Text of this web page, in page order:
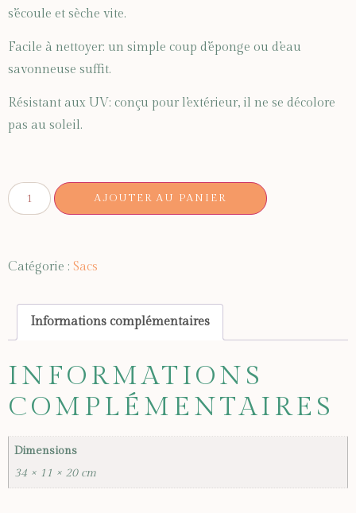
s’écoule et sèche vite.
Facile à nettoyer: un simple coup d’éponge ou d’eau
savonneuse suffit.
Résistant aux UV: conçu pour l’extérieur, il ne se décolore
pas au soleil.
AJOUTER AU PANIER
Catégorie : Sacs
Informations complémentaires
INFORMATIONS
COMPLÉMENTAIRES
Dimensions
34 × 11 × 20 cm